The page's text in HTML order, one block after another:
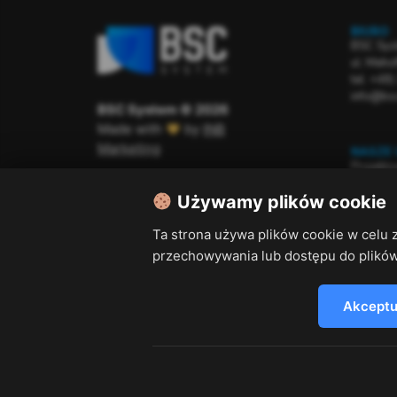
BSC System © 2026
Made with
by
INB
Marketing
BIURO
BSC
ul.
tel.
NASZE
Serwis
Używamy plików cookie
Ta strona używa plików cookie w celu
przechowywania lub dostępu do